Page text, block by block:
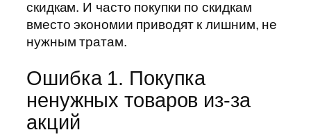
скидкам. И часто покупки по скидкам
вместо экономии приводят к лишним, не
нужным тратам.
Ошибка 1. Покупка
ненужных товаров из-за
акций